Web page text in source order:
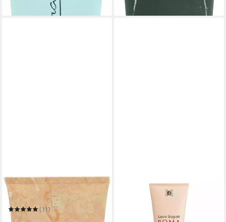
in 2-3 Werktagen bei dir in 2-3 Werktagen bei dir
LAURA BIAGIOTTI
Duschgel Roma
(11)
ab 11,99 € UVP
15,49 €
LAURA BIAGIOTTI
Duschgel Roma
(31,25 €/ 1 l)